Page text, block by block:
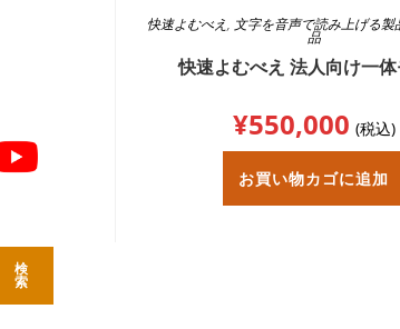
快速よむべえ, 文字を音声で読み上げる製
品
快速よむべえ 法人向け一
¥550,000 (税込)
お買い物カゴに追加
検
索